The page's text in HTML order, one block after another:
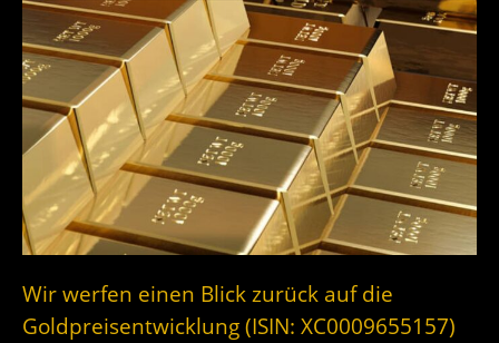
Wir werfen einen Blick zurück auf die
Goldpreisentwicklung (ISIN: XC0009655157)